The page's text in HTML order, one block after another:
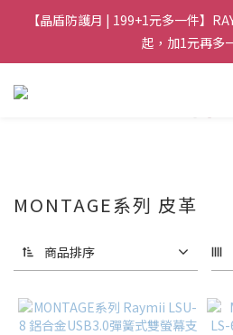
【晶盾防護月 | 199+1元多一件】
起，加1元再多
MONTAGE系列 皮革
商品排序